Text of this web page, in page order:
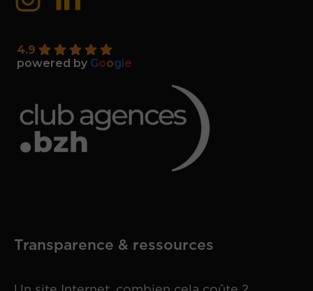
4.9
powered by Google
Transparence & ressources